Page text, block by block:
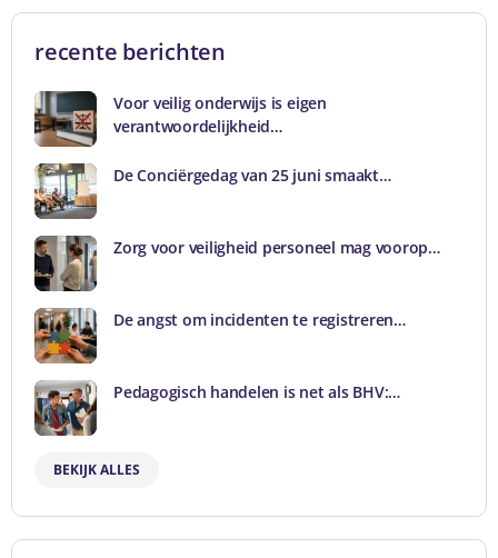
recente berichten
Voor veilig onderwijs is eigen
verantwoordelijkheid…
De Conciërgedag van 25 juni smaakt…
Zorg voor veiligheid personeel mag voorop…
De angst om incidenten te registreren…
Pedagogisch handelen is net als BHV:…
BEKIJK ALLES